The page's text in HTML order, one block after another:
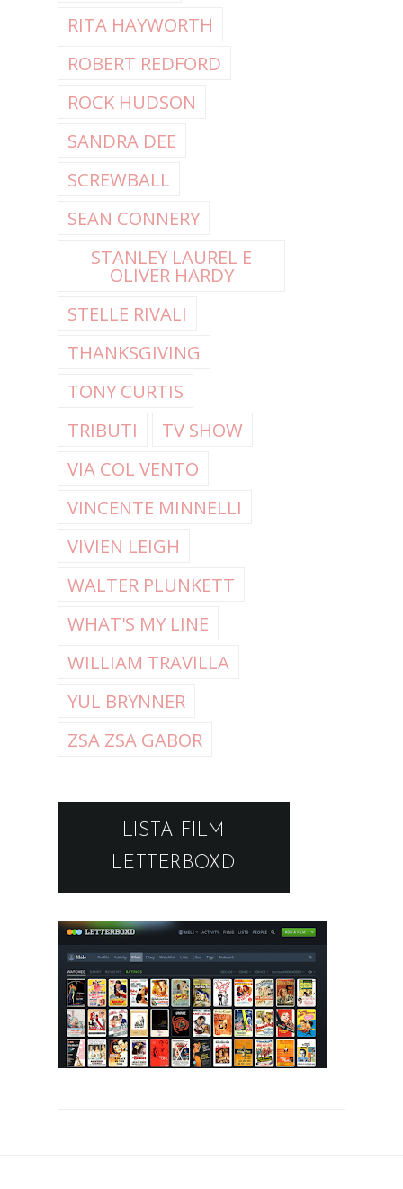
RITA HAYWORTH
ROBERT REDFORD
ROCK HUDSON
SANDRA DEE
SCREWBALL
SEAN CONNERY
STANLEY LAUREL E
OLIVER HARDY
STELLE RIVALI
THANKSGIVING
TONY CURTIS
TRIBUTI
TV SHOW
VIA COL VENTO
VINCENTE MINNELLI
VIVIEN LEIGH
WALTER PLUNKETT
WHAT'S MY LINE
WILLIAM TRAVILLA
YUL BRYNNER
ZSA ZSA GABOR
LISTA FILM
LETTERBOXD